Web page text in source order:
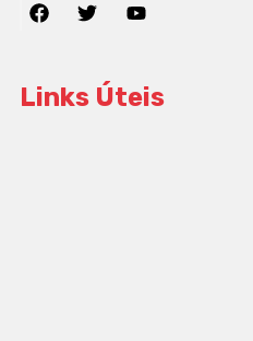
Links Úteis